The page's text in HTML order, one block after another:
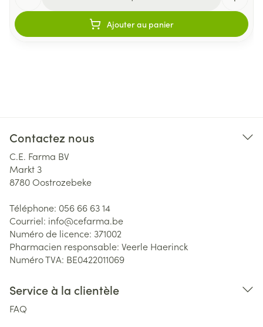
Ajouter au panier
Contactez nous
C.E. Farma BV
Markt 3
8780Oostrozebeke
Téléphone: 056 66 63 14
Courriel: info@cefarma.be
Numéro de licence: 371002
Pharmacien responsable: Veerle Haerinck
Numéro TVA: BE0422011069
Service à la clientèle
FAQ